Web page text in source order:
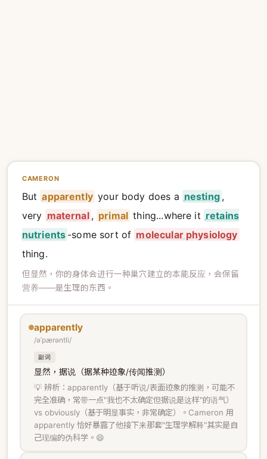
CAMERON
But apparently your body does a nesting ,
very maternal , primal thing...where it retains
nutrients -some sort of molecular physiology
thing.
但显然，你的身体会进行一种巢穴建立的本能反应，会保留
营养——是生理的东西。
apparently
/əˈpærəntli/
副词
显然，据说（据某种迹象/传闻推测）
💡 辨析：apparently（基于听说/表面迹象的推测，可能不
完全准确，常带一点"我也不太确定但据说是这样"的语气）
vs obviously（基于明显事实，非常确定）。Cameron 用
apparently 恰好暴露了他接下来那套"生理学解释"其实是自
己现编的伪科学。😄